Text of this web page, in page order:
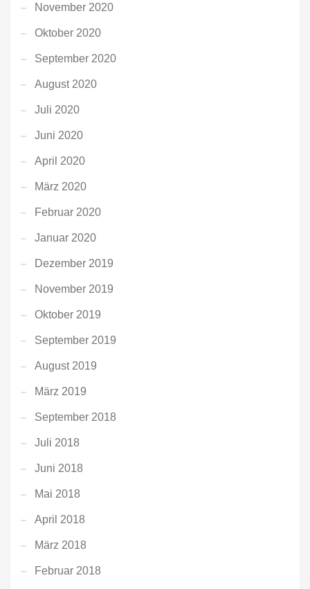
November 2020
Oktober 2020
September 2020
August 2020
Juli 2020
Juni 2020
April 2020
März 2020
Februar 2020
Januar 2020
Dezember 2019
November 2019
Oktober 2019
September 2019
August 2019
März 2019
September 2018
Juli 2018
Juni 2018
Mai 2018
April 2018
März 2018
Februar 2018